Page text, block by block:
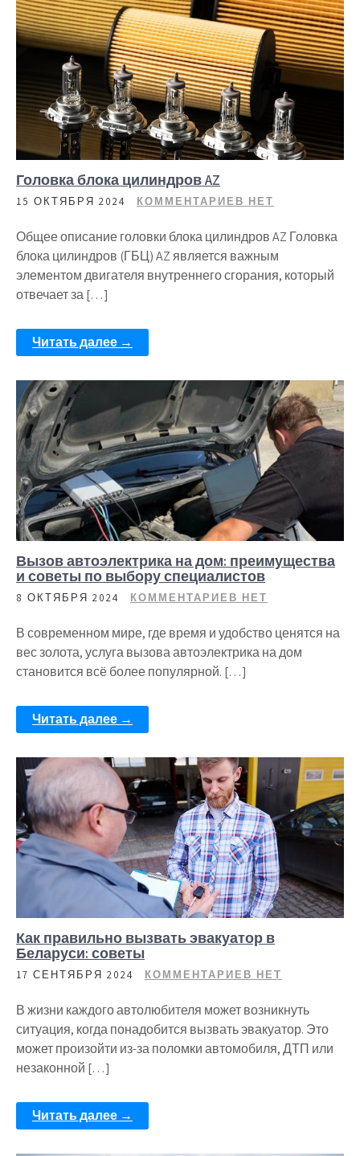
Головка блока цилиндров AZ
15 ОКТЯБРЯ 2024 КОММЕНТАРИЕВ НЕТ
Общее описание головки блока цилиндров AZ Головка
блока цилиндров (ГБЦ) AZ является важным
элементом двигателя внутреннего сгорания, который
отвечает за […]
Читать далее →
Вызов автоэлектрика на дом: преимущества
и советы по выбору специалистов
8 ОКТЯБРЯ 2024 КОММЕНТАРИЕВ НЕТ
В современном мире, где время и удобство ценятся на
вес золота, услуга вызова автоэлектрика на дом
становится всё более популярной. […]
Читать далее →
Как правильно вызвать эвакуатор в
Беларуси: советы
17 СЕНТЯБРЯ 2024 КОММЕНТАРИЕВ НЕТ
В жизни каждого автолюбителя может возникнуть
ситуация, когда понадобится вызвать эвакуатор. Это
может произойти из-за поломки автомобиля, ДТП или
незаконной […]
Читать далее →